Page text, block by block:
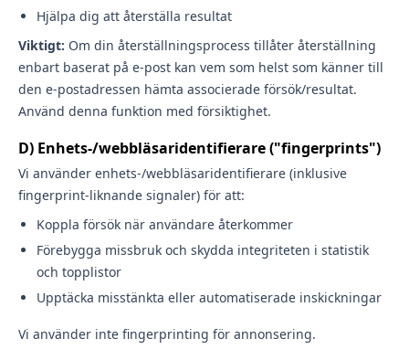
Hjälpa dig att återställa resultat
Viktigt: Om din återställningsprocess tillåter återställning
enbart baserat på e-post kan vem som helst som känner till
den e-postadressen hämta associerade försök/resultat.
Använd denna funktion med försiktighet.
D) Enhets-/webbläsaridentifierare ("fingerprints")
Vi använder enhets-/webbläsaridentifierare (inklusive
fingerprint-liknande signaler) för att:
Koppla försök när användare återkommer
Förebygga missbruk och skydda integriteten i statistik
och topplistor
Upptäcka misstänkta eller automatiserade inskickningar
Vi använder inte fingerprinting för annonsering.